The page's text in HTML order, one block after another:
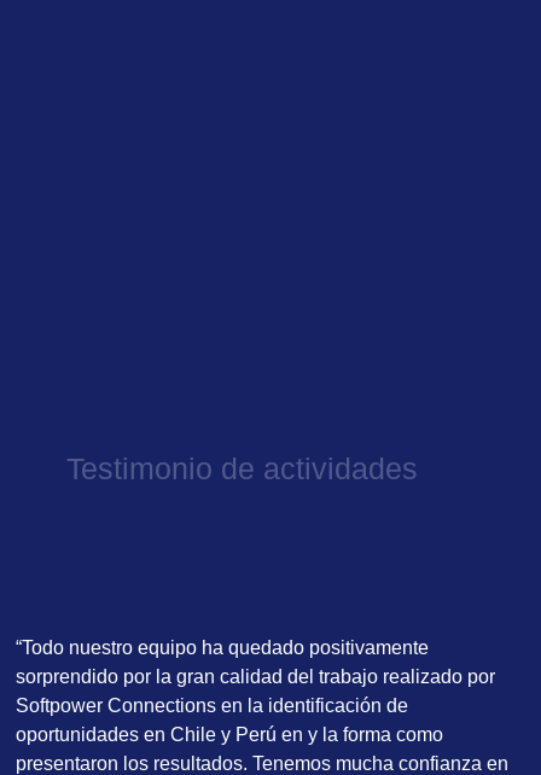
Testimonio de actividades
“Todo nuestro equipo ha quedado positivamente
sorprendido por la gran calidad del trabajo realizado por
Softpower Connections en la identificación de
oportunidades en Chile y Perú en y la forma como
presentaron los resultados. Tenemos mucha confianza en